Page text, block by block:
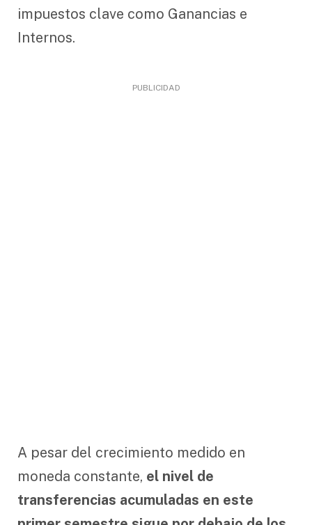
impuestos clave como Ganancias e
Internos.
PUBLICIDAD
A pesar del crecimiento medido en
moneda constante, el nivel de
transferencias acumuladas en este